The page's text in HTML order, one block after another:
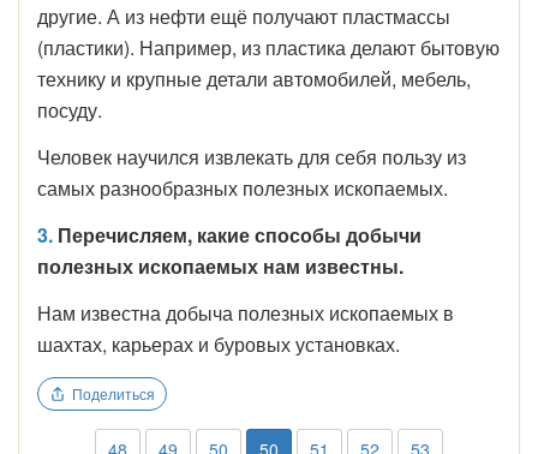
другие. А из нефти ещё получают пластмассы
(пластики). Например, из пластика делают бытовую
технику и крупные детали автомобилей, мебель,
посуду.
Человек научился извлекать для себя пользу из
самых разнообразных полезных ископаемых.
3. Перечисляем, какие способы добычи
полезных ископаемых нам известны.
Нам известна добыча полезных ископаемых в
шахтах, карьерах и буровых установках.
Поделиться
48 49 50 50 51 52 53